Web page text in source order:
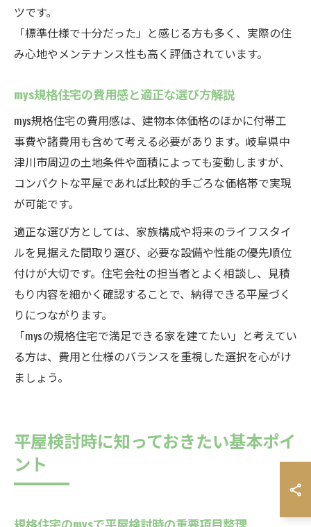
ツです。
「標準仕様で十分だった」と感じる方も多く、実際の住
み心地やメンテナンス性も高く評価されています。
mys規格住宅の費用感と適正な選び方解説
mys規格住宅の費用感は、建物本体価格のほかに付帯工
事費や諸費用も含めて考える必要があります。岐阜県中
津川市周辺の土地条件や面積によっても変動しますが、
コンパクトな平屋であれば比較的手ごろな価格帯で実現
が可能です。
適正な選び方としては、家族構成や将来のライフスタイ
ルを見据えた間取り選び、必要な設備や性能の優先順位
付けが大切です。住宅会社の担当者とよく相談し、見積
もり内容を細かく確認することで、納得できる平屋づく
りにつながります。
「mysの規格住宅で満足できる家を建てたい」と考えてい
る方は、費用と仕様のバランスを重視した選択を心がけ
ましょう。
平屋検討時に知っておきたい基本ポイ
ント